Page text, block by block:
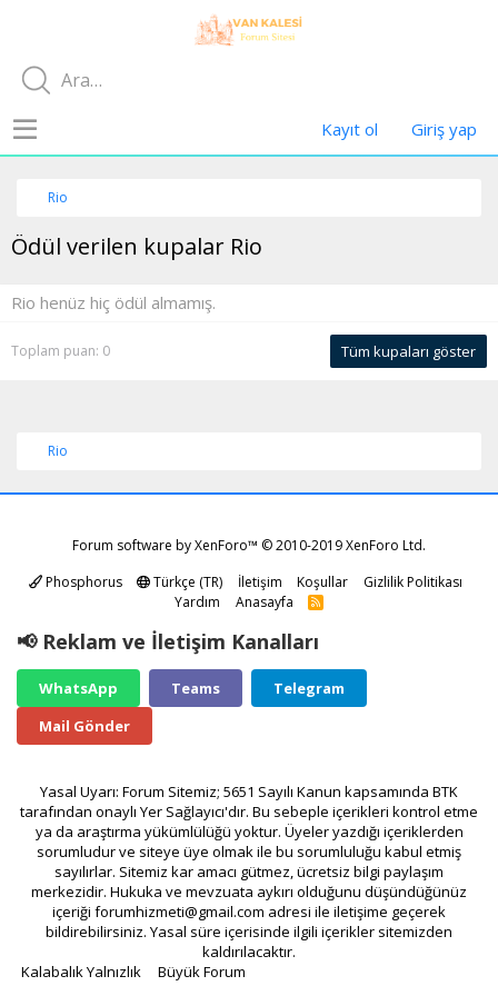
Kayıt ol Giriş yap
Rio
Ödül verilen kupalar Rio
Rio henüz hiç ödül almamış.
Toplam puan: 0 Tüm kupaları göster
Rio
Forum software by XenForo™ © 2010-2019 XenForo Ltd.
Phosphorus
Türkçe (TR) İletişim Koşullar
Gizlilik Politikası
Yardım
Anasayfa
R
S
📢 Reklam ve İletişim Kanalları
WhatsApp Teams
Telegram
Mail Gönder
Yasal Uyarı: Forum Sitemiz; 5651 Sayılı Kanun kapsamında BTK
tarafından onaylı Yer Sağlayıcı'dır. Bu sebeple içerikleri kontrol etme
ya da araştırma yükümlülüğü yoktur. Üyeler yazdığı içeriklerden
sorumludur ve siteye üye olmak ile bu sorumluluğu kabul etmiş
sayılırlar. Sitemiz kar amacı gütmez, ücretsiz bilgi paylaşım
merkezidir. Hukuka ve mevzuata aykırı olduğunu düşündüğünüz
içeriği forumhizmeti@gmail.com adresi ile iletişime geçerek
bildirebilirsiniz. Yasal süre içerisinde ilgili içerikler sitemizden
kaldırılacaktır.
Kalabalık Yalnızlık
Büyük Forum